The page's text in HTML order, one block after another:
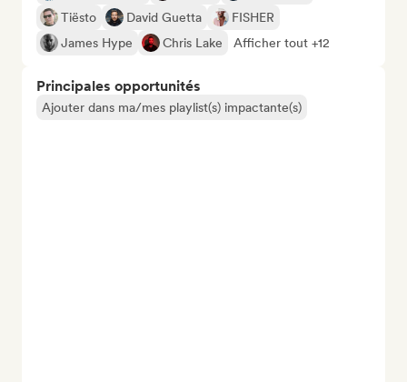
Tiësto
David Guetta
FISHER
James Hype
Chris Lake Afficher tout +12
Principales opportunités
Ajouter dans ma/mes playlist(s) impactante(s)